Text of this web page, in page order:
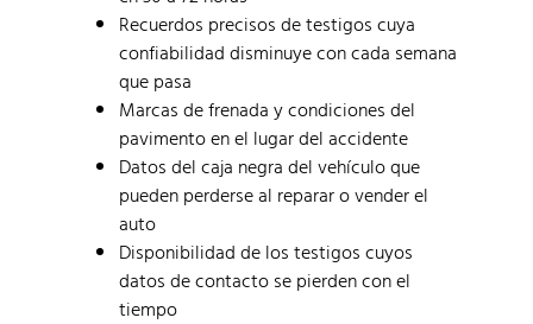
Recuerdos precisos de testigos cuya
confiabilidad disminuye con cada semana
que pasa
Marcas de frenada y condiciones del
pavimento en el lugar del accidente
Datos del caja negra del vehículo que
pueden perderse al reparar o vender el
auto
Disponibilidad de los testigos cuyos
datos de contacto se pierden con el
tiempo